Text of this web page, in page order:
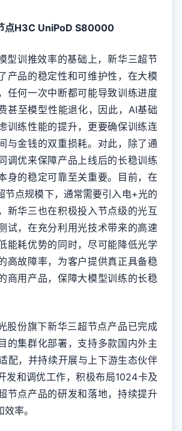
点H3C UniPoD S80000
训推效率的基础上，新华三超节
产品的稳定性和可维护性，在大模
任何一次中断都可能导致训练进度
甚至模型性能退化，因此，AI基础
训练性能的提升，更要确保训练连
与金钱的双重损耗。对此，除了通
调优来保障产品上线后的长稳训练
身的稳定可靠至关重要。目前，在
节点规模下，通常需要引入电+光的
新华三也在积极投入节点级的光互
试，在充分利用光技术带来的高速
能耗优势的同时，尽可能降低光学
高故障率，为客户提供真正具备稳
商用产品，保障大模型训练的长稳
份旗下新华三超节点产品已完成
的集群化部署，支持多款国内外主
配，并持续开展与上下游生态伙伴
发和调优工作，积极布局1024卡及
节点产品的研发和落地，持续提升
率。